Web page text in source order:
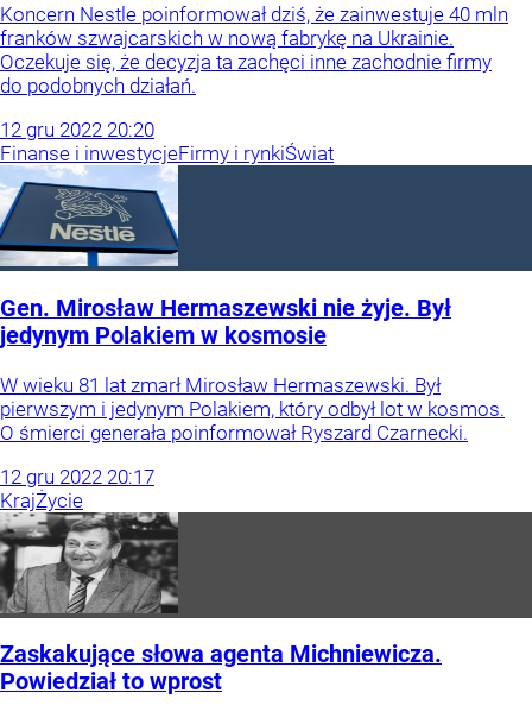
Koncern Nestle poinformował dziś, że zainwestuje 40 mln
franków szwajcarskich w nową fabrykę na Ukrainie.
Oczekuje się, że decyzja ta zachęci inne zachodnie firmy
do podobnych działań.
12 gru 2022 20:20
Finanse i inwestycjeFirmy i rynkiŚwiat
Gen. Mirosław Hermaszewski nie żyje. Był
jedynym Polakiem w kosmosie
W wieku 81 lat zmarł Mirosław Hermaszewski. Był
pierwszym i jedynym Polakiem, który odbył lot w kosmos.
O śmierci generała poinformował Ryszard Czarnecki.
12 gru 2022 20:17
KrajŻycie
Zaskakujące słowa agenta Michniewicza.
Powiedział to wprost